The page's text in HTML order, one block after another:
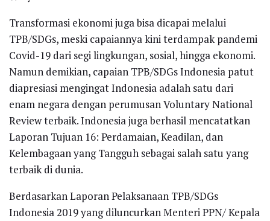
Transformasi ekonomi juga bisa dicapai melalui
TPB/SDGs, meski capaiannya kini terdampak pandemi
Covid-19 dari segi lingkungan, sosial, hingga ekonomi.
Namun demikian, capaian TPB/SDGs Indonesia patut
diapresiasi mengingat Indonesia adalah satu dari
enam negara dengan perumusan Voluntary National
Review terbaik. Indonesia juga berhasil mencatatkan
Laporan Tujuan 16: Perdamaian, Keadilan, dan
Kelembagaan yang Tangguh sebagai salah satu yang
terbaik di dunia.
Berdasarkan Laporan Pelaksanaan TPB/SDGs
Indonesia 2019 yang diluncurkan Menteri PPN/ Kepala